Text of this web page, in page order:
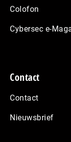
Colofon
Cybersec e-
Contact
Contact
Nieuwsbrief